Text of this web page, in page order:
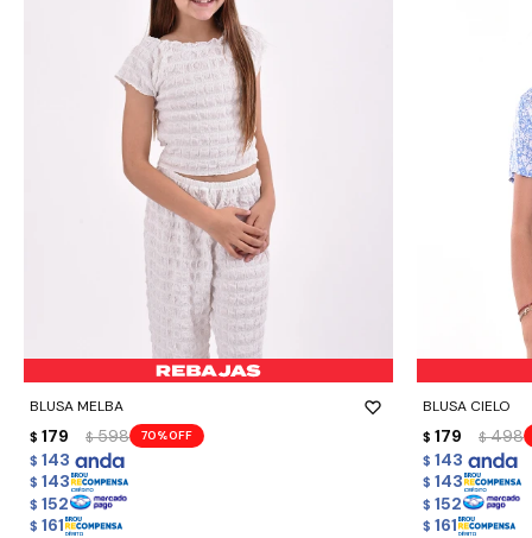
BLUSA MELBA
$ 179 $ 598 70
$ 143
$ 143
$ 152
$ 161
- +
BLUSA CIELO
$ 179 $ 498
$ 143
$ 143
$ 152
$ 161
- +